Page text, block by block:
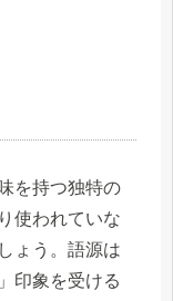
を持つ独特の
使われていな
ょう。語源は
印象を受ける